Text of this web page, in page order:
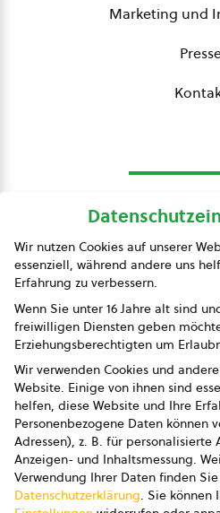
Marketing und
AGB
AGB
AGB
Wir nutzen Cookies auf unserer
essenziell, während andere uns
Erfahrung zu verbessern.
Wenn Sie unter 16 Jahre alt sind
freiwilligen Diensten geben
Erziehungsberechtigten um
Wir verwenden Cookies und
Website. Einige von ihnen sind
helfen, diese Website und Ihre
Personenbezogene Daten können
Adressen), z. B. für
Anzeigen- und Inhaltsmessung.
Verwendung Ihrer Daten finden
Datenschutzerklärung. Sie können